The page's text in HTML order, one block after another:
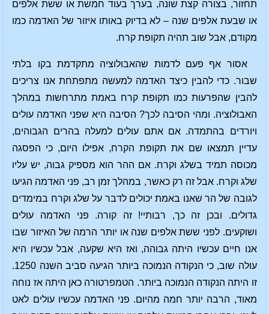
תחזור, בצורה קצת שונה, בערך בעוד חמשת או ששת אלפים
או שבעת אלפים שנה – לא בדיוק באותו איזור של האדמה כמו
מקודם, אבל שוב תהיה תקופת קרח.
אסור אף פעם לדמות שהאבולוציה מתקדמת בקו בלתי
שבור. כדי להבין כיצד האדמה למעשה מתפתחת אנו צריכים
להבין שהפרעות כמו תקופת קרח באמת מתרחשות במהלך
האבולוציה. ומהי הסיבה לכך? הסיבה היא שפני האדמה עולים
ויורדים בהתמדה. אם אתם עולים למעלה בהרים הגבוהים,
עדיין תמצאו שם את תקופת הקרח, אפילו היום, כי הפסגה
מכוסה תמיד בשלג וקרח. אם ההר הוא מספיק גבוה, יש עליו
שלג וקרח. אבל זה רק כאשר, במהלך זמן רב, פני האדמה הגיעו
לגובה של הר שאנו באמת יכולים לדבר על שלג וקרח במימדים
גדולים. ובכן זה כך, רבותיי! זה קורה. פני האדמה עולים
ושוקעים. לפני ששת אלפים שנה או יותר הרמה של האיזור שבו
אנו חיים עכשיו היתה גבוהה, ואז היא שקעה, אבל עכשיו היא
עולה שוב, כי הנקודה הנמוכה ביותר הגיעה סביב השנה 1250.
זו היתה הנקודה הנמוכה ביותר. הטמפרטורה כאן היתה אז נוחה
מאוד, הרבה יותר חמה מהיום. פני האדמה עכשיו עולים לאט